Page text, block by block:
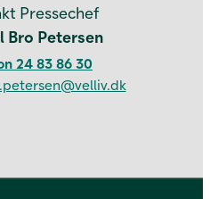
Pressechef
Bro Petersen
24 83 86 30